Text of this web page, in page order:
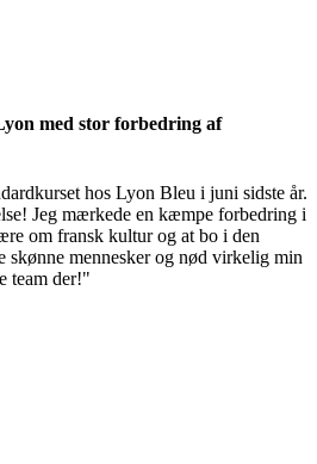
med stor forbedring af
hos Lyon Bleu i juni sidste år.
Jeg mærkede en kæmpe forbedring i
om fransk kultur og at bo i den
skønne mennesker og nød virkelig min
team der!"